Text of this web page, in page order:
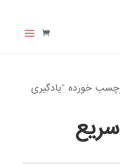
خورده “یادگیری